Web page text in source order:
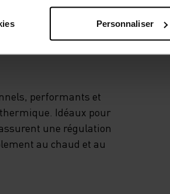
Personnaliser
performants et
Idéaux pour
une régulation
au chaud et au